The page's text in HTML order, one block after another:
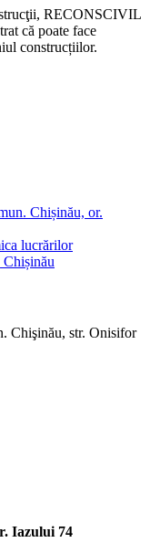
RECONSCIVIL
că poate face
construcțiilor.
Chișinău, or.
lucrărilor
Chișinău
Chişinău, str. Onisifor
Iazului 74